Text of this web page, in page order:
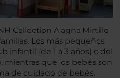
Collection Alagna Mirtillo
Los más pequeños
infantil (de 1 a 3 años) o del
mientras que los bebés son
de cuidado de bebés.